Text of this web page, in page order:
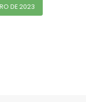
DE 2023